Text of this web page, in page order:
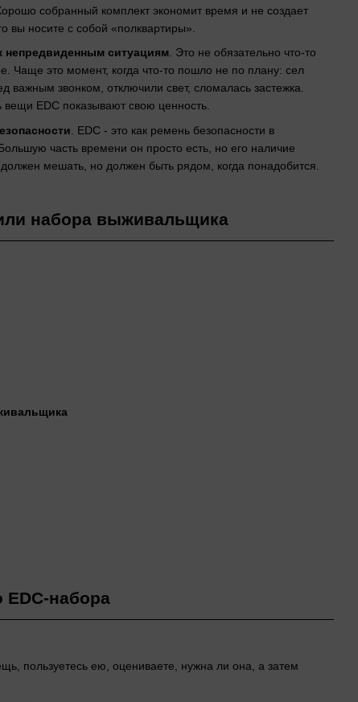
собранный комплект экономит время и не создает
вы носите с собой «полквартиры».
непредвиденным ситуациям. Это не обязательно что-то
Чаще это момент, когда что-то пошло не по плану: сел
важным звонком, отключили свет, сломалась застежка.
вещи EDC показывают свою ценность.
. EDC - это как ремень безопасности в
часть времени он просто есть, но его наличие
мешать, но должен быть рядом, когда понадобится.
набора выживальщика
набора
пользуетесь ею, оцениваете, нужна ли она, а затем